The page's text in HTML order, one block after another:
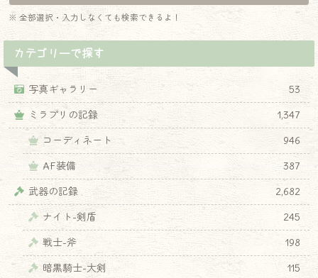
※ 全部選択・入力しなくても検索できるよ！
カテゴリーで探す
写真ギャラリー
53
ミラプリの記録
1,347
コーディネート
946
AF装備
387
武器の記録
2,682
ナイト-剣盾
245
戦士-斧
198
暗黒騎士-大剣
115